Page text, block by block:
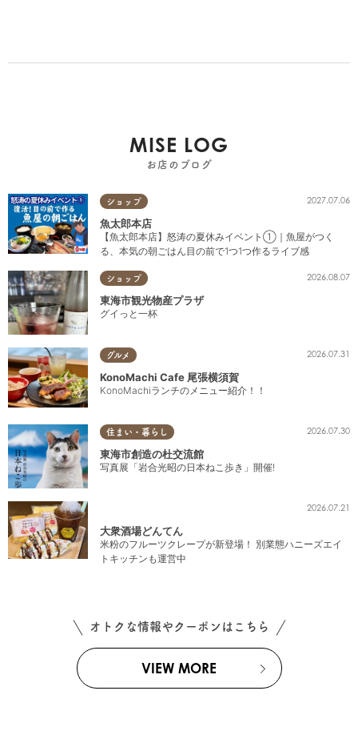
MISE LOG
お店のブログ
ショップ 2027.07.06
魚太郎本店
【魚太郎本店】怒涛の夏休みイベント①｜魚屋がつく
る、本気の朝ごはん目の前で1つ1つ作るライブ感
ショップ 2026.08.07
東海市観光物産プラザ
グイっと一杯
グルメ 2026.07.31
KonoMachi Cafe 尾張横須賀
KonoMachiランチのメニュー紹介！！
住まい・暮らし 2026.07.30
東海市創造の杜交流館
写真展「岩合光昭の日本ねこ歩き」開催!
2026.07.21
大衆酒場どんてん
米粉のフルーツクレープが新登場！ 別業態ハニーズエイ
トキッチンも運営中
オトクな情報やクーポンはこちら
VIEW MORE